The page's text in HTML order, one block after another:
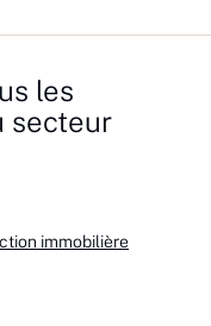
les
secteur
immobilière